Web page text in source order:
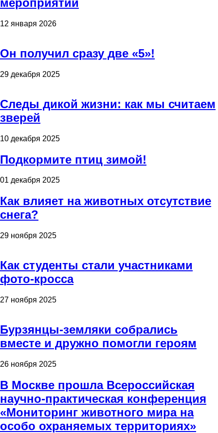
мероприятий
12 января 2026
Он получил сразу две «5»!
29 декабря 2025
Следы дикой жизни: как мы считаем
зверей
10 декабря 2025
Подкормите птиц зимой!
01 декабря 2025
Как влияет на животных отсутствие
снега?
29 ноября 2025
Как студенты стали участниками
фото-кросса
27 ноября 2025
Бурзянцы-земляки собрались
вместе и дружно помогли героям
26 ноября 2025
В Москве прошла Всероссийская
научно-практическая конференция
«Мониторинг животного мира на
особо охраняемых территориях»